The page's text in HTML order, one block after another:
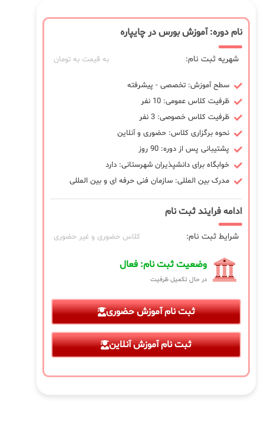
نام دوره: آموزش بورس در چایپاره
شهریه ثبت نام: به قیمت به تومان
سطح آموزش: تخصصی - پیشرفته
ظرفیت کلاس عمومی: 10 نفر
ظرفیت کلاس خصوصی: 3 نفر
نحوه برگزاری کلاس: حضوری و آنلاین
پشتیبانی پس از دوره: 90 روز
خوابگاه برای دانشپذیران شهرستانی: دارد
مدرک بین المللی: سازمان فنی حرفه ای و بین المللی
ادامه فرایند ثبت نام
شرایط ثبت نام: کلاس حضوری و غیر حضوری
وضعیت ثبت نام: فعال
در حال تکمیل ظرفیت
ثبت نام آموزش حضوری
ثبت نام آموزش آنلاین